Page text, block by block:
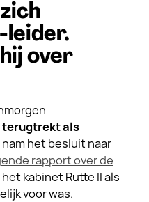
leider.
over
terugtrekt als
nam het besluit naar
rapport over de
het kabinet Rutte II als
voor was.